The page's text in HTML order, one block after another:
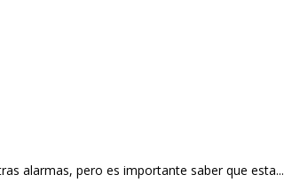
alarmas, pero es importante saber que esta...